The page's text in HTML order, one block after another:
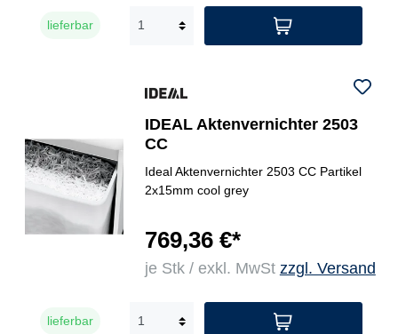
lieferbar
IDEAL Aktenvernichter 2503
CC
Ideal Aktenvernichter 2503 CC Partikel
2x15mm cool grey
769,36 €*
je Stk / exkl. MwSt zzgl. Versand
lieferbar